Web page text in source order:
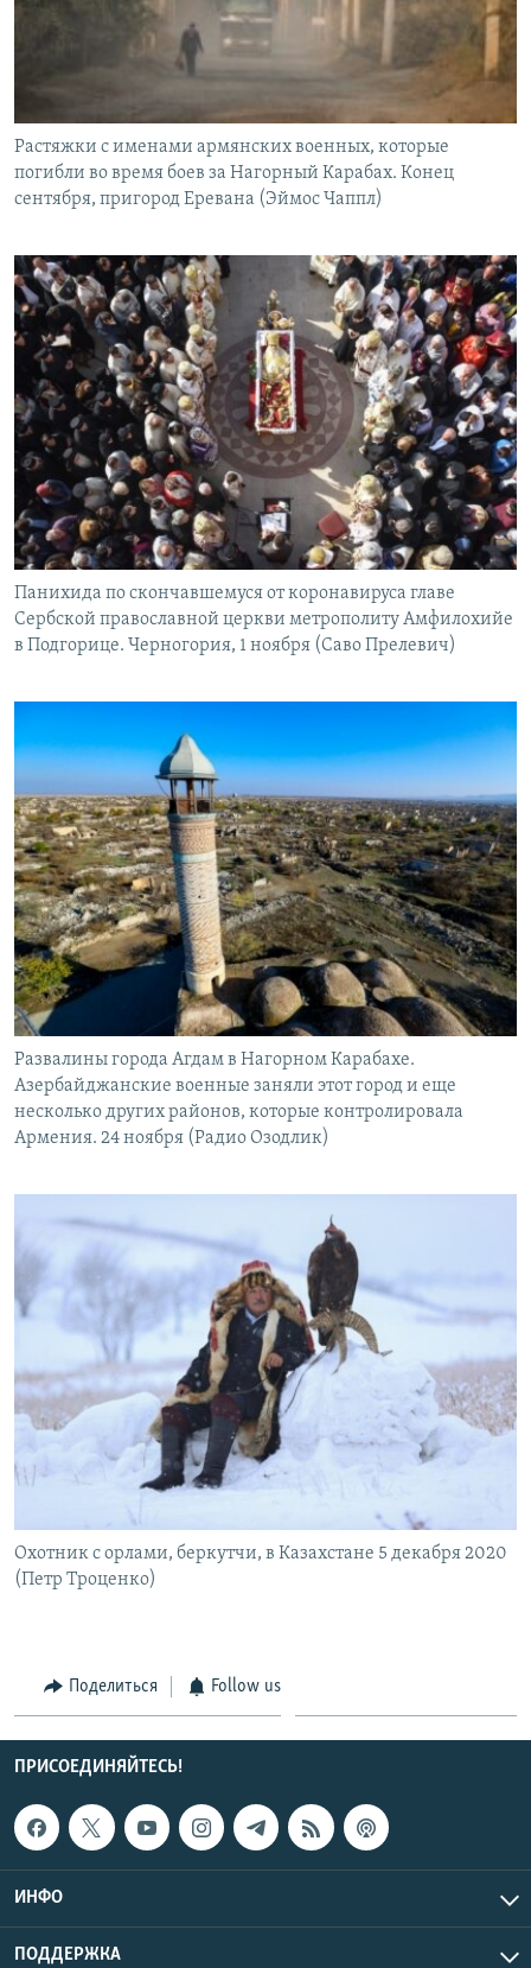
Растяжки с именами армянских военных, которые
погибли во время боев за Нагорный Карабах. Конец
сентября, пригород Еревана (Эймос Чаппл)
Панихида по скончавшемуся от коронавируса главе
Сербской православной церкви метрополиту Амфилохийе
в Подгорице. Черногория, 1 ноября (Саво Прелевич)
Развалины города Агдам в Нагорном Карабахе.
Азербайджанские военные заняли этот город и еще
несколько других районов, которые контролировала
Армения. 24 ноября (Радио Озодлик)
Охотник с орлами, беркутчи, в Казахстане 5 декабря 2020
(Петр Троценко)
Поделиться Follow us
ПРИСОЕДИНЯЙТЕСЬ!
ИНФО
ПОДДЕРЖКА